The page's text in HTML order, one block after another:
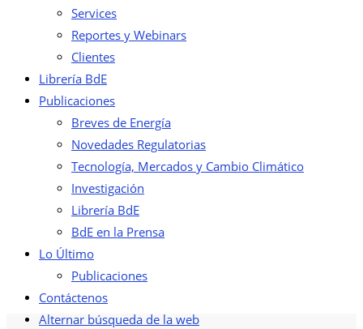
Services
Reportes y Webinars
Clientes
Librería BdE
Publicaciones
Breves de Energía
Novedades Regulatorias
Tecnología, Mercados y Cambio Climático
Investigación
Librería BdE
BdE en la Prensa
Lo Último
Publicaciones
Contáctenos
Alternar búsqueda de la web